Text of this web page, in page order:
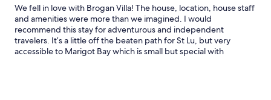
We fell in love with Brogan Villa! The house, location, house staff
and amenities were more than we imagined. I would
recommend this stay for adventurous and independent
travelers. It’s a little off the beaten path for St Lu, but very
accessible to Marigot Bay which is small but special with